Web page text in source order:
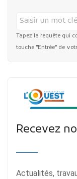
Tapez la requête qui
touche "Entrée" de
Recevez
Actualités,